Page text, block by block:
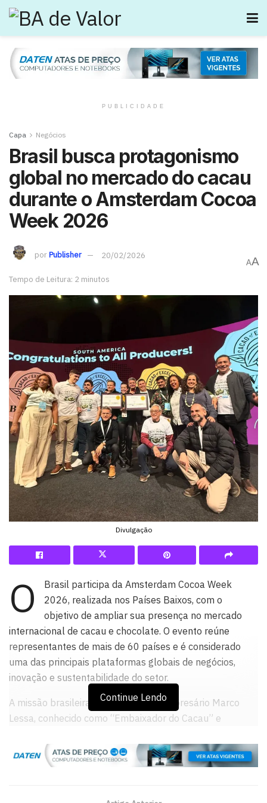
PUBLICIDADE
Capa Negócios
Brasil busca protagonismo
global no mercado do cacau
durante o Amsterdam Cocoa
Week 2026
porPublisher 20/02/2026
Tempo de Leitura: 2 minutos
AA
Divulgação
O
Brasil participa da Amsterdam Cocoa Week
2026, realizada nos Países Baixos, com o
objetivo de ampliar sua presença no mercado
internacional de cacau e chocolate. O evento reúne
representantes de mais de 60 países e é considerado
uma das principais plataformas globais de negócios,
inovação e sustentabilidade do setor.
A missão brasileira é liderada pelo empresário Marco
Lessa, conhecido como “Embaixador do Cacau” e
do agronegócio nacional por três anos consecutivos. CEO
dos grupos MVU e M21, Lessa atua na identificação de
Continue Lendo